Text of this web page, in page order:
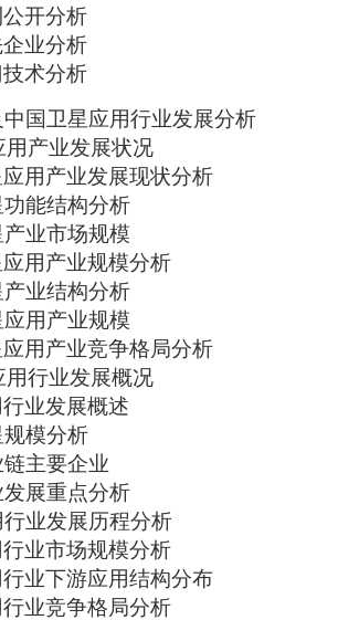
开分析
业分析
术分析
国卫星应用行业发展分析
产业发展状况
用产业发展现状分析
功能结构分析
产业市场规模
用产业规模分析
产业结构分析
应用产业规模
用产业竞争格局分析
行业发展概况
业发展概述
规模分析
链主要企业
发展重点分析
行业发展历程分析
业市场规模分析
业下游应用结构分布
业竞争格局分析